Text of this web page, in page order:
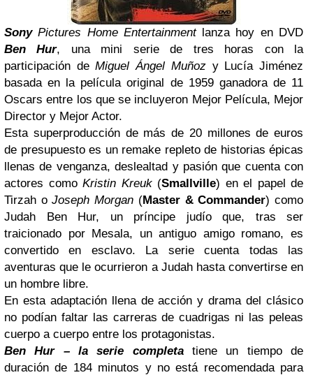
SonyPictures Home Entertainment lanza hoy en DVD
Ben Hur, una mini serie de tres horas con la
participación deMiguel Ángel Muñoz y Lucía Jiménez
basada en la película original de 1959 ganadora de 11
Oscars entre los que se incluyeron Mejor Película, Mejor
Director y Mejor Actor.
Esta superproducción de más de 20 millones de euros
de presupuesto es un remake repleto de historias épicas
llenas de venganza, deslealtad y pasión que cuenta con
actores como Kristin Kreuk (Smallville) en el papel de
Tirzah oJoseph Morgan (Master & Commander) como
Judah Ben Hur, un príncipe judío que, tras ser
traicionado por Mesala, un antiguo amigo romano, es
convertido en esclavo. La serie cuenta todas las
aventuras que le ocurrieron a Judah hasta convertirse en
un hombre libre.
En esta adaptación llena de acción y drama del clásico
no podían faltar las carreras de cuadrigas ni las peleas
cuerpo a cuerpo entre los protagonistas.
Ben Hur – la serie completa tiene un tiempo de
duración de 184 minutos y no está recomendada para